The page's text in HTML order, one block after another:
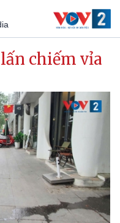
lấn chiếm vỉa